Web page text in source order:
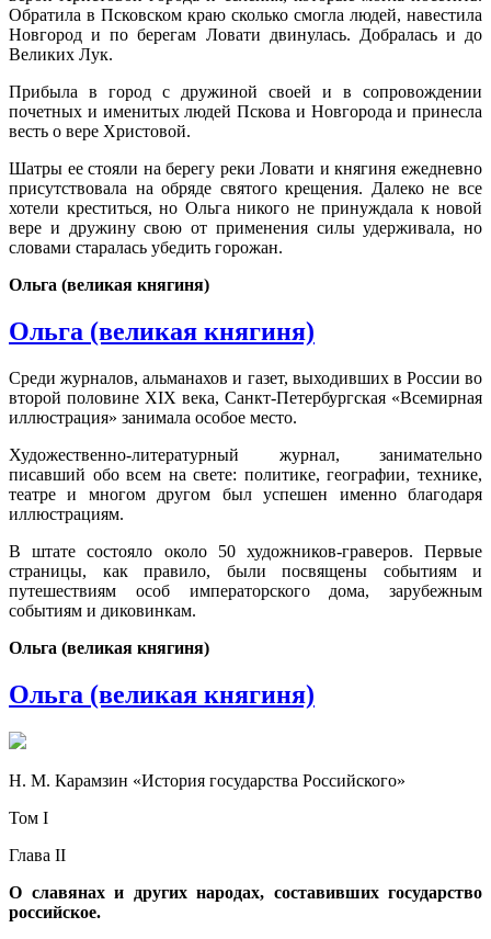
Обратила в Псковском краю сколько смогла людей, навестила
Новгород и по берегам Ловати двинулась. Добралась и до
Великих Лук.
Прибыла в город с дружиной своей и в сопровождении
почетных и именитых людей Пскова и Новгорода и принесла
весть о вере Христовой.
Шатры ее стояли на берегу реки Ловати и княгиня ежедневно
присутствовала на обряде святого крещения. Далеко не все
хотели креститься, но Ольга никого не принуждала к новой
вере и дружину свою от применения силы удерживала, но
словами старалась убедить горожан.
Ольга (великая княгиня)
Ольга (великая княгиня)
Среди журналов, альманахов и газет, выходивших в России во
второй половине XIX века, Санкт-Петербургская «Всемирная
иллюстрация» занимала особое место.
Художественно-литературный журнал, занимательно
писавший обо всем на свете: политике, географии, технике,
театре и многом другом был успешен именно благодаря
иллюстрациям.
В штате состояло около 50 художников-граверов. Первые
страницы, как правило, были посвящены событиям и
путешествиям особ императорского дома, зарубежным
событиям и диковинкам.
Ольга (великая княгиня)
Ольга (великая княгиня)
Н. М. Карамзин «История государства Российского»
Том I
Глава II
О славянах и других народах, составивших государство
российское.